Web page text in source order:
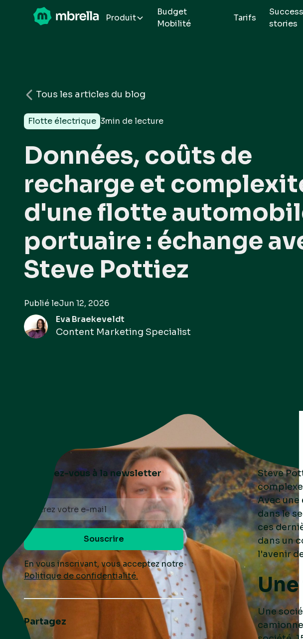
Produit
Budget
Mobilité
Tarifs
Success
stories
Tous les articles du blog
Flotte électrique 3min de lecture
Données, coûts de
recharge et
d'une flotte
portuaire : échange
Steve Pottiez
Publié leJun 12, 2026
Eva Braekeveldt
Content Marketing Specialist
Abonnez-vous à la newsletter
En vous inscrivant, vous acceptez notre
Politique de confidentialité.
Partagez
Steve
Avec
dans le
ces
dans un
l'avenir
Une